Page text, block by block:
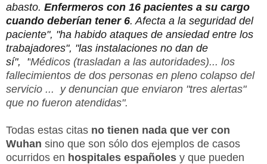
abasto. Enfermeros con 16 pacientes a su cargo
cuando deberían tener 6. Afecta a la seguridad del
paciente", "ha habido ataques de ansiedad entre los
trabajadores", "las instalaciones no dan de
sí",
"Médicos (trasladan a las autoridades)... los
fallecimientos de dos personas en pleno colapso del
servicio ... y denuncian que enviaron "tres alertas"
que no fueron atendidas".
Todas estas citas no tienen nada que ver con
Wuhan sino que son sólo dos ejemplos de casos
ocurridos en hospitales españoles y que pueden